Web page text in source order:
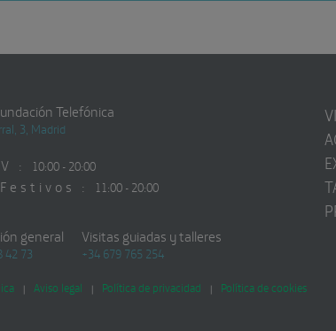
Telefónica
3, Madrid
: 10:00 - 20:00
: 11:00 - 20:00
general
42 73
Visitas guiadas y talleres
+34 679 765 254
| Aviso legal | Política de privacidad | Política de cookies